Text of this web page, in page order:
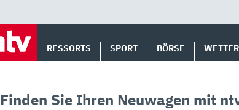
RESSORTS SPORT BÖRSE WETTER
Finden Sie Ihren Neuwagen mit